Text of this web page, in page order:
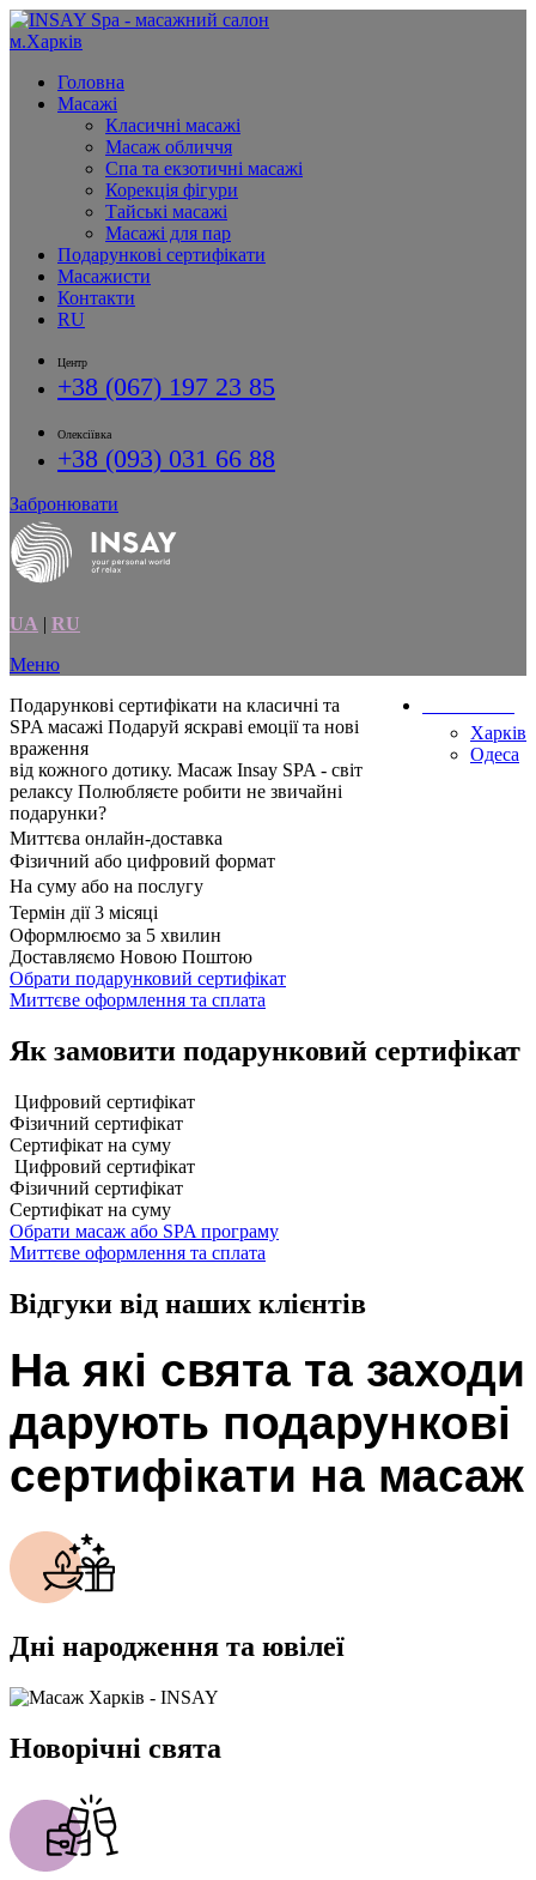
Головна
Масажі
Класичні масажі
Масаж обличчя
Спа та екзотичні масажі
Корекція фігури
Тайські масажі
Масажі для пар
Подарункові сертифікати
Масажисти
Контакти
RU
Центр
+38 (067) 197 23 85
Олексіївка
+38 (093) 031 66 88
Забронювати
UA | RU
Меню
Харків
Одеса
Подарункові сертифікати на класичні та
SPA масажі Подаруй яскраві емоції та нові
враження
від кожного дотику. Масаж Insay SPA - світ
релаксу Полюбляєте робити не звичайні
подарунки?
Миттєва онлайн-доставка
Фізичний або цифровий формат
На суму або на послугу
Термін дії 3 місяці
Оформлюємо за 5 хвилин
Доставляємо Новою Поштою
Обрати подарунковий сертифікат
Миттєве оформлення та сплата
Як замовити подарунковий сертифікат
Цифровий сертифікат
Фізичний сертифікат
Сертифікат на суму
Цифровий сертифікат
Фізичний сертифікат
Сертифікат на суму
Обрати масаж або SPA програму
Миттєве оформлення та сплата
Відгуки від наших клієнтів
На які свята та заходи
дарують подарункові
сертифікати на масаж
Дні народження та ювілеї
Новорічні свята